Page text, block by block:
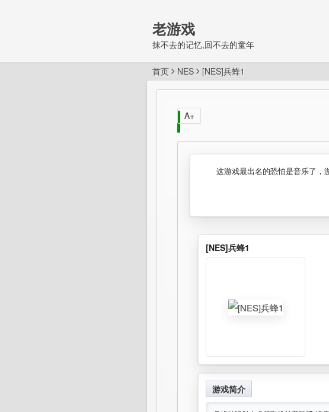
老游戏
抹不去的记忆,回不去的童年
首页 NES [NES]兵蜂1
这游戏最出名的恐怕是音乐了，
[NES]兵蜂1
游戏简介
A+